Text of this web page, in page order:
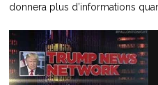
donnera plus d’informations